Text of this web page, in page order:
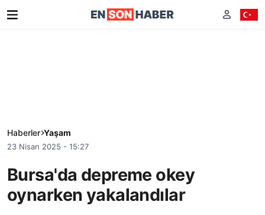
Haberler Yaşam
23 Nisan 2025 - 15:27
Bursa'da depreme okey
oynarken yakalandılar